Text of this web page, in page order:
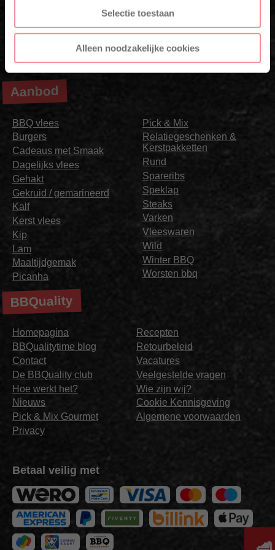
Selectie toestaan
Alleen noodzakelijke cookies
Aanbod
BBQ vlees
Burgers
Cadeaus met Smaak
Dagelijks vlees
Gehakt
Gekruid / gemarineerd
Kalf
Kerst vlees
Kip
Lam
Maaltijdgemak
Picanha
Pick & Mix
Relatiegeschenken &
Kerstpakketten
Rund
Spareribs
Speklap
Steaks
Varken
Vleeswaren
Wild
Winter BBQ
Worsten bbq
BBQuality
Homepagina
BBQualitytime blog
Contact
De BBQuality club
Hoe werkt het?
Nieuws
Pick & Mix Gourmet
Privacy
Recepten
Retourbeleid
Vacatures
Veelgestelde vragen
Wie zijn wij?
Cookie Kennisgeving
Algemene voorwaarden
Betaal veilig met